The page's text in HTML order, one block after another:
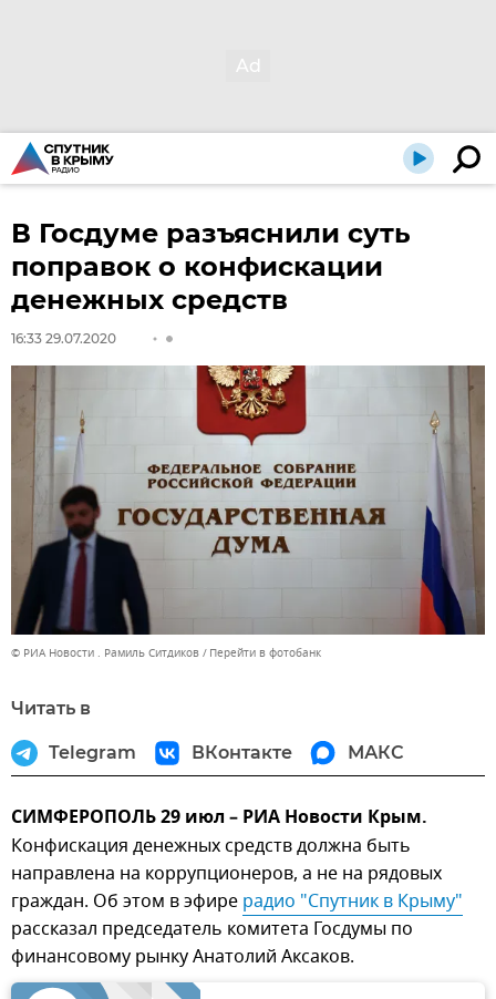
В Госдуме разъяснили суть
поправок о конфискации
денежных средств
16:33 29.07.2020
© РИА Новости . Рамиль Ситдиков Перейти в фотобанк
Читать в
Telegram ВКонтакте МАКС
СИМФЕРОПОЛЬ 29 июл – РИА Новости Крым.
Конфискация денежных средств должна быть
направлена на коррупционеров, а не на рядовых
граждан. Об этом в эфире радио "Спутник в Крыму"
рассказал председатель комитета Госдумы по
финансовому рынку Анатолий Аксаков.